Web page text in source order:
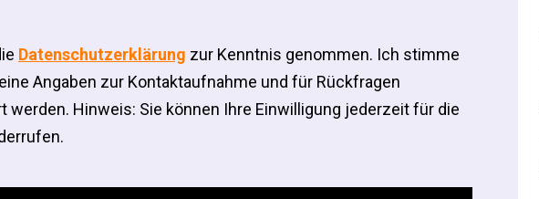
Datenschutzerklärung zur Kenntnis genommen. Ich stimme
Angaben zur Kontaktaufnahme und für Rückfragen
werden. Hinweis: Sie können Ihre Einwilligung jederzeit für die